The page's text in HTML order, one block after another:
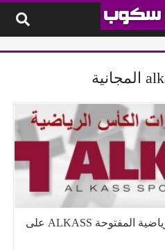
أحدث تردد قنوات الكأس الرياضية المفتوحة ALKASS على